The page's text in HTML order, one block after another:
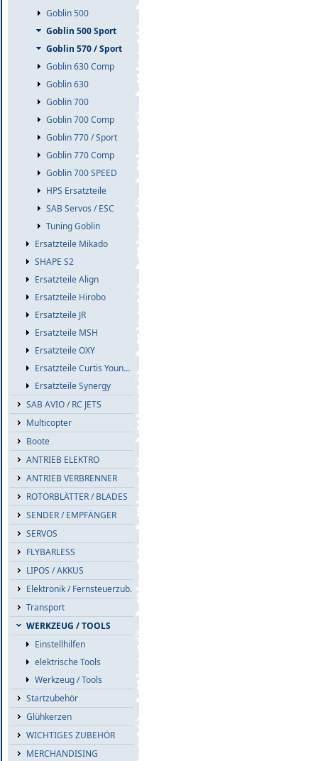
Goblin 500
Goblin 500 Sport
Goblin 570 / Sport
Goblin 630 Comp
Goblin 630
Goblin 700
Goblin 700 Comp
Goblin 770 / Sport
Goblin 770 Comp
Goblin 700 SPEED
HPS Ersatzteile
SAB Servos / ESC
Tuning Goblin
Ersatzteile Mikado
SHAPE S2
Ersatzteile Align
Ersatzteile Hirobo
Ersatzteile JR
Ersatzteile MSH
Ersatzteile OXY
Ersatzteile Curtis Youngblood
Ersatzteile Synergy
SAB AVIO / RC JETS
Multicopter
Boote
ANTRIEB ELEKTRO
ANTRIEB VERBRENNER
ROTORBLÄTTER / BLADES
SENDER / EMPFÄNGER
SERVOS
FLYBARLESS
LIPOS / AKKUS
Elektronik / Fernsteuerzub.
Transport
WERKZEUG / TOOLS
Einstellhilfen
elektrische Tools
Werkzeug / Tools
Startzubehör
Glühkerzen
WICHTIGES ZUBEHÖR
MERCHANDISING